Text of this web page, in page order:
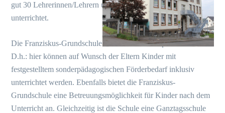
gut 30 Lehrerinnen/Lehrern und pädagogischen Fachkräften
unterrichtet.
Die Franziskus-Grundschule Wissen ist Schwerpunktschule.
D.h.: hier können auf Wunsch der Eltern Kinder mit
festgestelltem sonderpädagogischen Förderbedarf inklusiv
unterrichtet werden. Ebenfalls bietet die Franziskus-
Grundschule eine Betreuungsmöglichkeit für Kinder nach dem
Unterricht an. Gleichzeitig ist die Schule eine Ganztagsschule